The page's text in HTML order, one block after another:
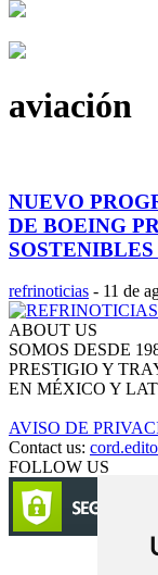
aviación
NUEVO
DE BOEING
refrinoticias - 11 de
ABOUT US
SOMOS DESDE
PRESTIGIO Y
EN MÉXICO Y
AVISO DE
Contact us:
FOLLOW US